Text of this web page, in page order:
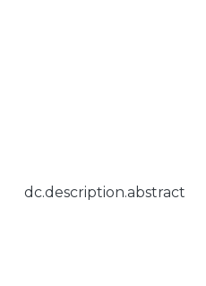
dc.description.abstract